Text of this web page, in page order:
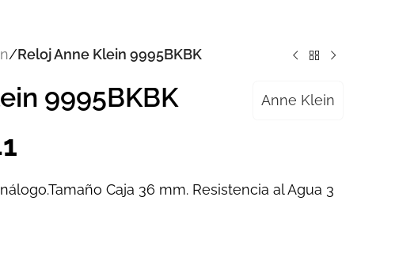
/Reloj Anne Klein 9995BKBK
9995BKBK Anne Klein
Caja 36 mm. Resistencia al Agua 3